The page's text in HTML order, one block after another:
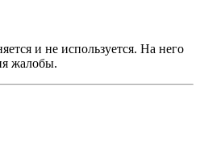
и не используется. На него
жалобы.